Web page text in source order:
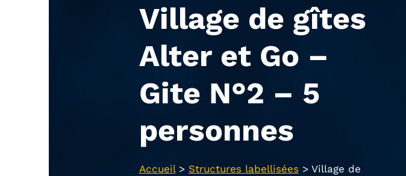
Village de gîtes
Alter et Go –
Gite N°2 – 5
personnes
Accueil> Structures labellisées > Village de